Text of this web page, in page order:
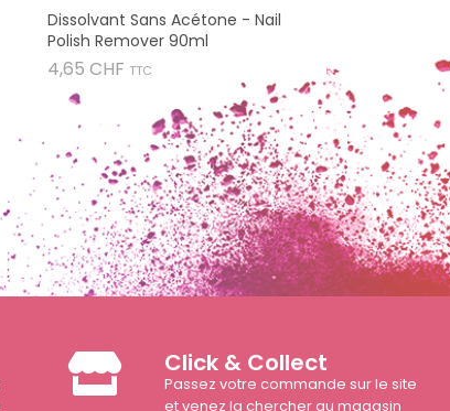
Dissolvant Sans Acétone - Nail
Polish Remover 90ml
4,65 CHF Prix
TTC
Click & Collect
Passez votre commande sur le site
et venez la chercher au magasin